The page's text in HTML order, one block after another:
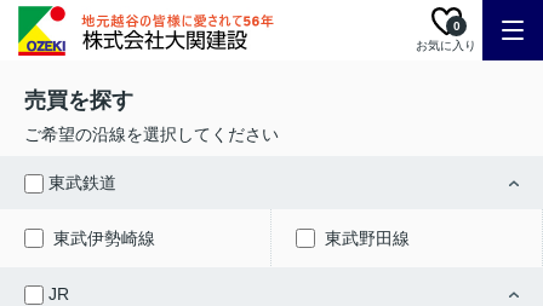
お気に入り
0
売買を探す
ご希望の沿線を選択してください
東武鉄道
東武伊勢崎線 東武野田線
JR